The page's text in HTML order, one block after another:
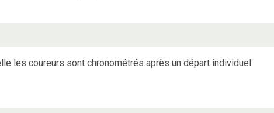
les coureurs sont chronométrés après un départ individuel.